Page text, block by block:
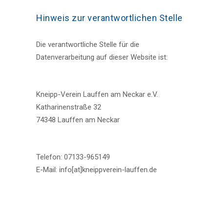
Hinweis zur verantwortlichen Stelle
Die verantwortliche Stelle für die
Datenverarbeitung auf dieser Website ist:
Kneipp-Verein Lauffen am Neckar e.V.
Katharinenstraße 32
74348 Lauffen am Neckar
Telefon: 07133-965149
E-Mail: info[at]kneippverein-lauffen.de